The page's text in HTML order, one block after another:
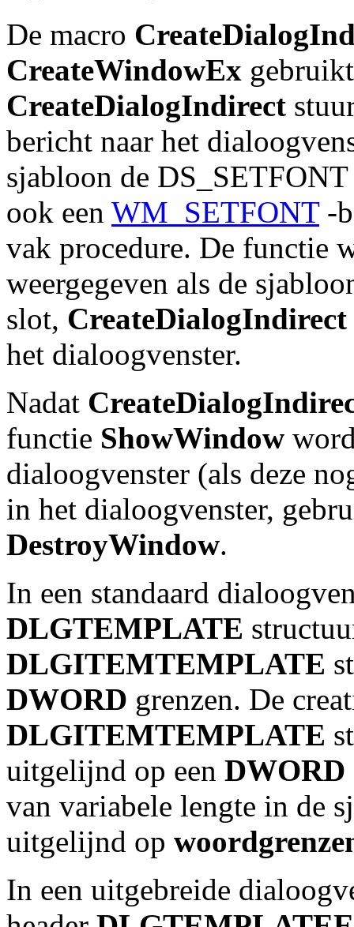
De macro
CreateWindowEx
CreateDialogIndirect
bericht naar het
sjabloon de
ook een WM_SETFONT-
vak procedure. De functie
weergegeven als de
slot, CreateDialogIndirect
het dialoogvenster.
Nadat
functie ShowWindow
dialoogvenster (als deze
in het dialoogvenster,
DestroyWindow.
In een standaard
DLGTEMPLATE
DLGITEMTEMPLATE
DWORD grenzen. De
DLGITEMTEMPLATE
uitgelijnd op een DWORD
van variabele lengte in de
uitgelijnd op
In een uitgebreide